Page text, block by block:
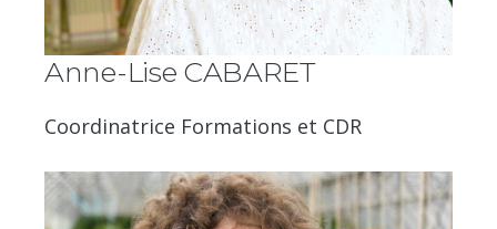
Anne-Lise CABARET
Coordinatrice Formations et CDR